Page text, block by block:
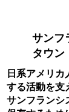
サンフ
タウン
日系アメリ
する活動を支
サンフランシ